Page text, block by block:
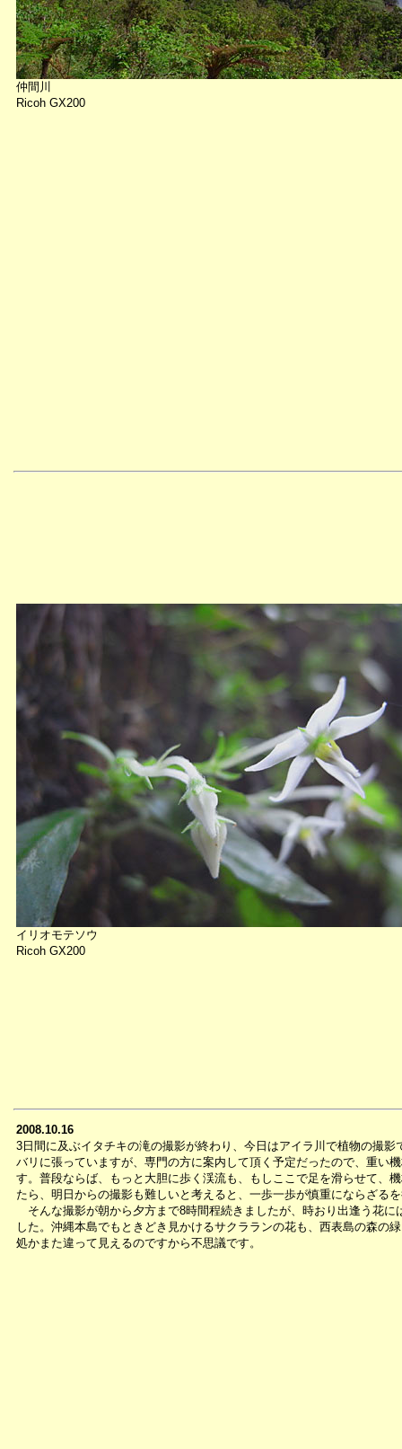
仲間川
Ricoh GX200
イリオモテソウ
Ricoh GX200
2008.10.16
3日間に及ぶイタチキの滝の撮影が終わり、今日はアイラ川で植物の撮影
バリに張っていますが、専門の方に案内して頂く予定だったので、重い
す。普段ならば、もっと大胆に歩く渓流も、もしここで足を滑らせて、
たら、明日からの撮影も難しいと考えると、一歩一歩が慎重にならざる
そんな撮影が朝から夕方まで8時間程続きましたが、時おり出逢う花に
した。沖縄本島でもときどき見かけるサクラランの花も、西表島の森の
処かまた違って見えるのですから不思議です。